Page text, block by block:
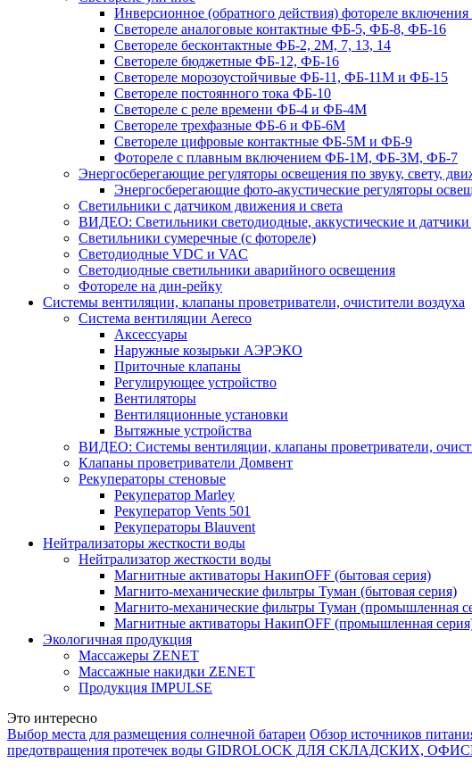
Инверсионное (обратного действия) фотореле включения
Светореле аналоговые контактные ФБ-5, ФБ-8, ФБ-16
Светореле бесконтактные ФБ-2, 2М, 7, 13, 14
Светореле бюджетные ФБ-12, ФБ-16
Светореле морозоустойчивые ФБ-11, ФБ-11М и ФБ-15
Светореле постоянного тока ФБ-10
Светореле с реле времени ФБ-4 и ФБ-4М
Светореле трехфазные ФБ-6 и ФБ-6М
Светореле цифровые контактные ФБ-5М и ФБ-9
Фотореле с плавным включением ФБ-1М, ФБ-3М, ФБ-7
Энергосберегающие регуляторы освещения по звуку, свету,
Энергосберегающие фото-акустические регуляторы
Светильники с датчиком движения и света
ВИДЕО: Светильники светодиодные, аккустические и датчики
Светильники сумеречные (с фотореле)
Светодиодные VDC и VAC
Светодиодные светильники аварийного освещения
Фотореле на дин-рейку
Системы вентиляции, клапаны проветриватели, очистители воздуха
Система вентиляции Aereco
Аксессуары
Наружные козырьки АЭРЭКО
Приточные клапаны
Регулирующее устройство
Вентиляторы
Вентиляционные установки
Вытяжные устройства
ВИДЕО: Системы вентиляции, клапаны проветриватели,
Клапаны проветриватели Домвент
Рекуператоры стеновые
Рекуператор Marley
Рекуператор Vents 501
Рекуператоры Blauvent
Нейтрализаторы жесткости воды
Нейтрализатор жесткости воды
Магнитные активаторы НакипOFF (бытовая серия)
Магнито-механические фильтры Туман (бытовая серия)
Магнито-механические фильтры Туман (промышленная
Магнитные активаторы НакипOFF (промышленная
Экологичная продукция
Массажеры ZENET
Массажные накидки ZENET
Продукция IMPULSE
Это интересно
Выбор места для размещения солнечной батареи Обзор источников
предотвращения протечек воды GIDROLOCK ДЛЯ